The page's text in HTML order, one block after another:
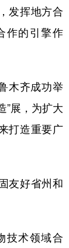
发挥地方合
作的引擎作
木齐成功举
”展，为扩大
打造重要广
友好省州和
术领域合